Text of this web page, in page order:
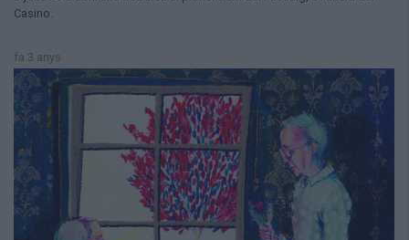
Casino.
fa 3 anys